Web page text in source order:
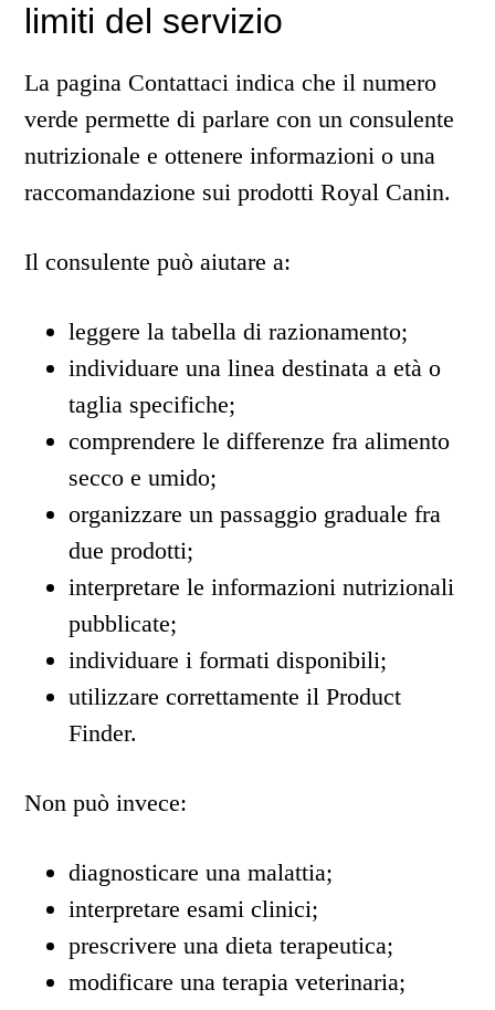
limiti del servizio
La pagina Contattaci indica che il numero
verde permette di parlare con un consulente
nutrizionale e ottenere informazioni o una
raccomandazione sui prodotti Royal Canin.
Il consulente può aiutare a:
leggere la tabella di razionamento;
individuare una linea destinata a età o
taglia specifiche;
comprendere le differenze fra alimento
secco e umido;
organizzare un passaggio graduale fra
due prodotti;
interpretare le informazioni nutrizionali
pubblicate;
individuare i formati disponibili;
utilizzare correttamente il Product
Finder.
Non può invece:
diagnosticare una malattia;
interpretare esami clinici;
prescrivere una dieta terapeutica;
modificare una terapia veterinaria;